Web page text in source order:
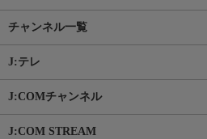
チャンネル一覧
J:テレ
J:COMチャンネル
J:COM STREAM